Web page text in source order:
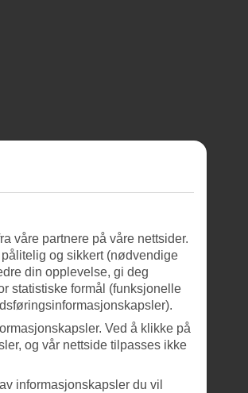
våre partnere på våre nettsider.
og sikkert (nødvendige
din opplevelse, gi deg
statistiske formål (funksjonelle
Ved å klikke på
og vår nettside tilpasses ikke
informasjonskapsler du vil